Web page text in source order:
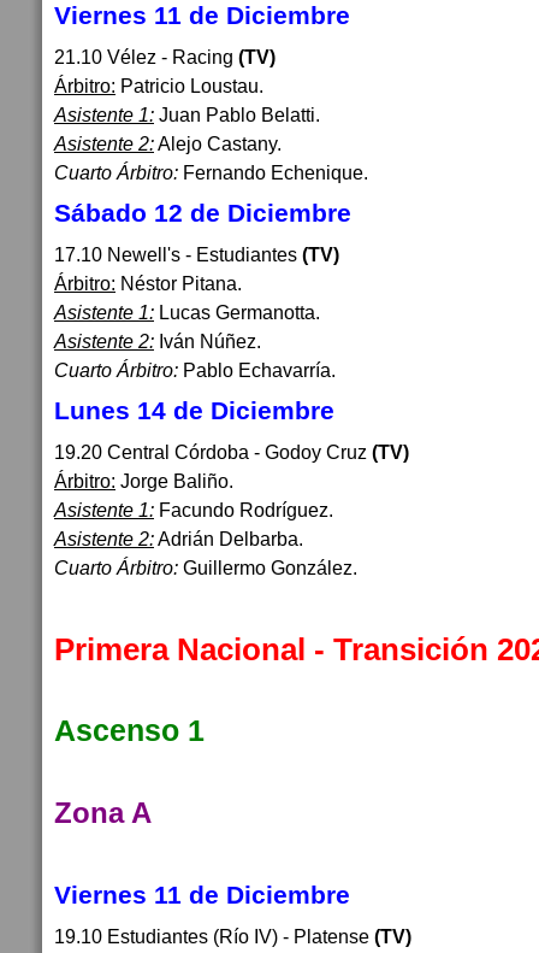
Viernes 11 de Diciembre
21.10 Vélez - Racing (TV)
Árbitro: Patricio Loustau.
Asistente 1: Juan Pablo Belatti.
Asistente 2:Alejo Castany.
Cuarto Árbitro: Fernando Echenique.
Sábado 12 de Diciembre
17.10 Newell's - Estudiantes (TV)
Árbitro: Néstor Pitana.
Asistente 1: Lucas Germanotta.
Asistente 2: Iván Núñez.
Cuarto Árbitro: Pablo Echavarría.
Lunes 14 de Diciembre
19.20 Central Córdoba - Godoy Cruz (TV)
Árbitro: Jorge Baliño.
Asistente 1: Facundo Rodríguez.
Asistente 2:Adrián Delbarba.
Cuarto Árbitro: Guillermo González.
Primera Nacional - Transición
Ascenso 1
Zona A
Viernes 11 de Diciembre
19.10 Estudiantes (Río IV) - Platense (TV)